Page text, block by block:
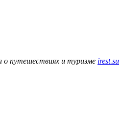
о путешествиях и туризме irest.su